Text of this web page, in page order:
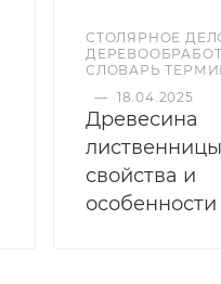
СТОЛЯРНОЕ
СЛОВАРЬ
— 18.04.2025
Древесина
свойства и
особенности